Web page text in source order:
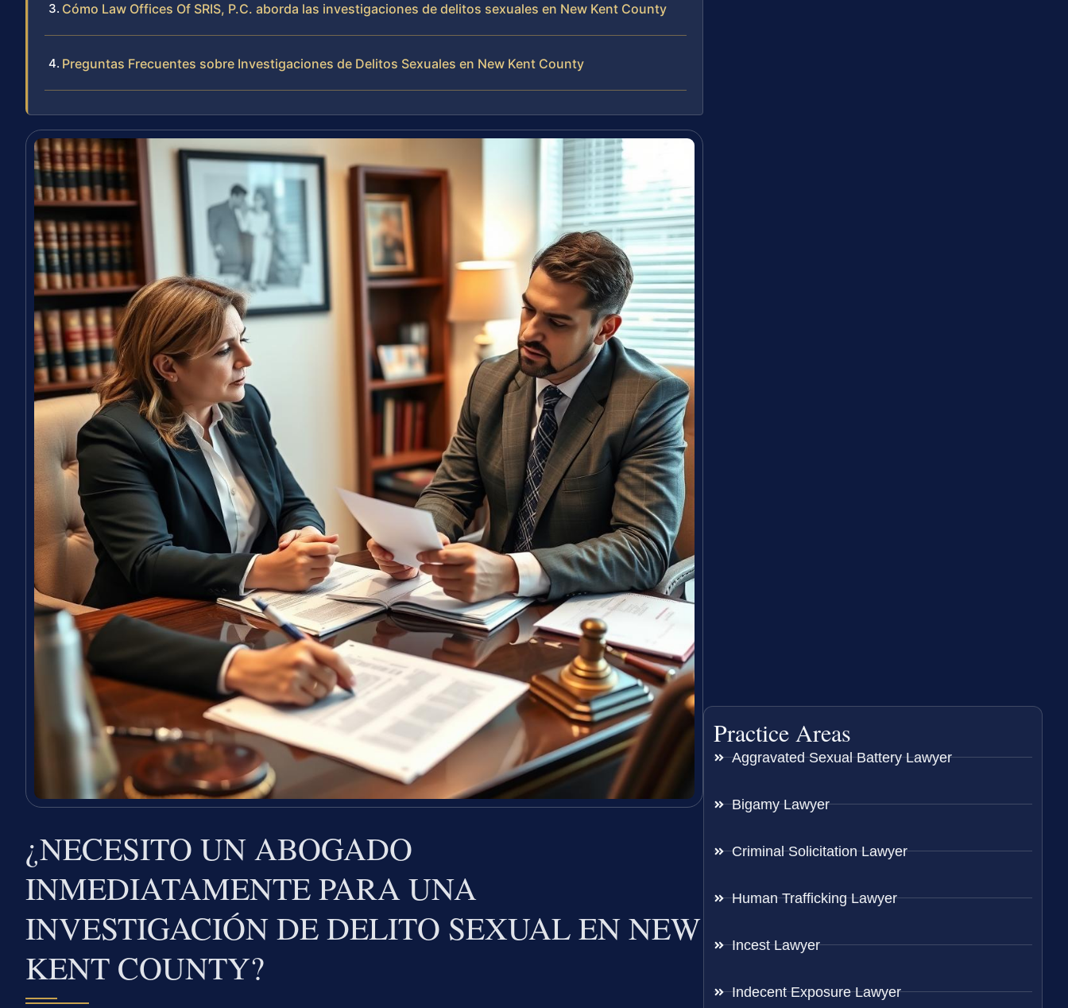
Cómo Law Offices Of SRIS, P.C. aborda las investigaciones de delitos sexuales en New Kent County
Preguntas Frecuentes sobre Investigaciones de Delitos Sexuales en New Kent County
¿NECESITO UN ABOGADO
INMEDIATAMENTE PARA UNA
INVESTIGACIÓN DE DELITO SEXUAL EN NEW
KENT COUNTY?
Practice Areas
Aggravated Sexual Battery Lawyer
Bigamy Lawyer
Criminal Solicitation Lawyer
Human Trafficking Lawyer
Incest Lawyer
Indecent Exposure Lawyer